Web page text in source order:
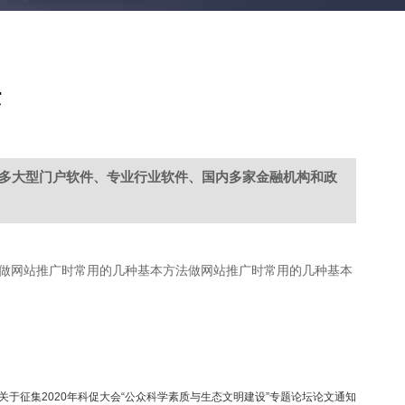
大型门户软件、专业行业软件、国内多家金融机构和政
站推广时常用的几种基本方法做网站推广时常用的几种基本
于征集2020年科促大会“公众科学素质与生态文明建设”专题论坛论文通知